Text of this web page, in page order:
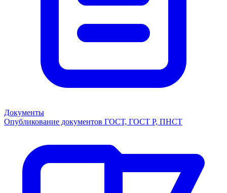
Документы
Опубликование документов ГОСТ, ГОСТ Р, ПНСТ